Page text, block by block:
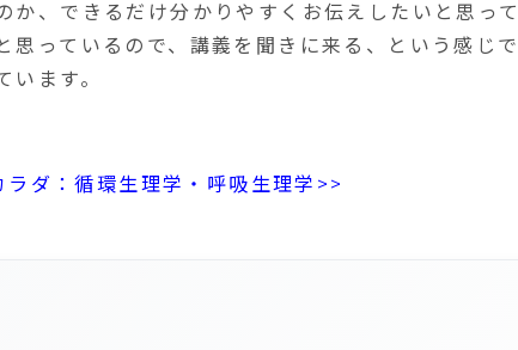
、できるだけ分かりやすくお伝えしたいと思って
思っているので、講義を聞きに来る、という感じ
います。
ダ：循環生理学・呼吸生理学>>